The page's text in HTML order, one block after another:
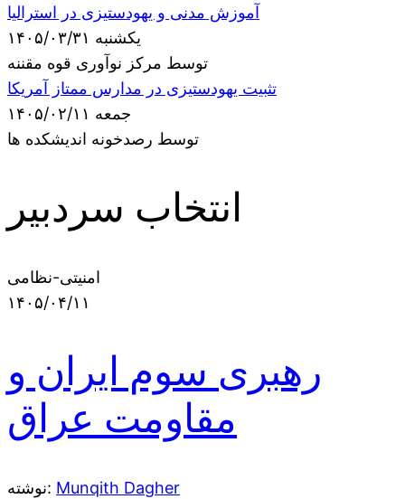
آموزش مدنی و یهودستیزی در استرالیا
یکشنبه ۱۴۰۵/۰۳/۳۱
توسط مرکز نوآوری قوه مقننه
تثبیت یهودستیزی در مدارس ممتاز آمریکا
جمعه ۱۴۰۵/۰۲/۱۱
توسط رصدخونه اندیشکده ها
انتخاب سردبیر
امنیتی-نظامی
۱۴۰۵/۰۴/۱۱
رهبری سوم ایران و
مقاومت عراق
نوشته: Munqith Dagher